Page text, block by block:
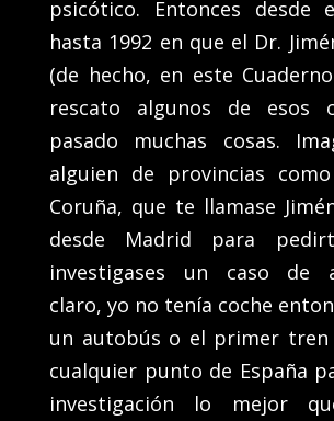
psicótico. Entonces desde
hasta 1992 en que el Dr.
(de hecho, en este
rescato algunos de esos
pasado muchas cosas.
alguien de provincias
Coruña, que te llamase
desde Madrid para
investigases un caso de
claro, yo no tenía coche
un autobús o el primer tren
cualquier punto de España
investigación lo mejor